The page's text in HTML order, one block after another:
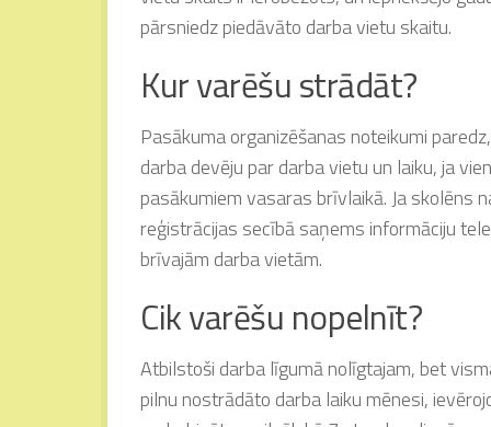
pārsniedz piedāvāto darba vietu skaitu.
Kur varēšu strādāt?
Pasākuma organizēšanas noteikumi
darba devēju par darba vietu un laiku, ja
pasākumiem vasaras brīvlaikā. Ja skolēns
reģistrācijas secībā saņems informāciju
brīvajām darba vietām.
Cik varēšu nopelnīt?
Atbilstoši darba līgumā nolīgtajam, bet
pilnu nostrādāto darba laiku mēnesi,